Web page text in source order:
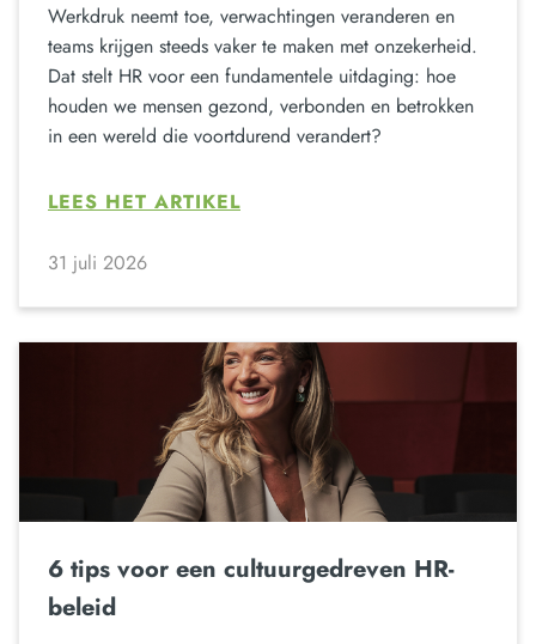
Werkdruk neemt toe, verwachtingen veranderen en
teams krijgen steeds vaker te maken met onzekerheid.
Dat stelt HR voor een fundamentele uitdaging: hoe
houden we mensen gezond, verbonden en betrokken
in een wereld die voortdurend verandert?
LEES HET ARTIKEL
31 juli 2026
6 tips voor een cultuurgedreven HR-
beleid